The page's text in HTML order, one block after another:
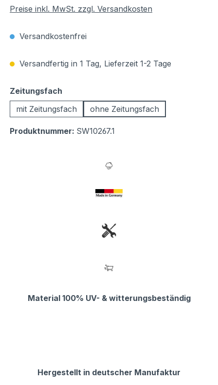
Preise inkl. MwSt. zzgl. Versandkosten
Versandkostenfrei
Versandfertig in 1 Tag, Lieferzeit 1-2 Tage
Zeitungsfach
mit Zeitungsfach
ohne Zeitungsfach
Produktnummer: SW10267.1
Material 100% UV- & witterungsbeständig
Hergestellt in deutscher Manufaktur